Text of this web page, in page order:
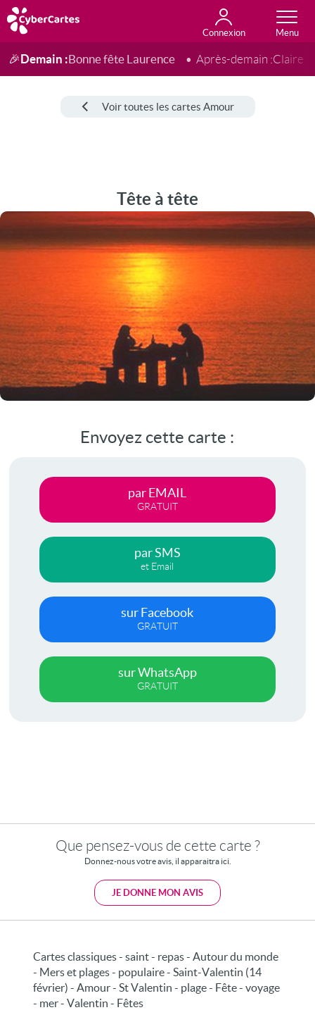
Connexion
Anniversaire
Fête du jour
Amour
Amitié
Merci
Toutes les cartes
🎉Demain :Bonne fête Laurence Après-demain :Claire
Voir toutes les cartes Amour
Tête à tête
Envoyez cette carte :
par EMAIL
GRATUIT
par SMS
et Email
sur Facebook
GRATUIT
sur WhatsApp
GRATUIT
Que pensez-vous de cette carte ?
Donnez-nous votre avis, il apparaitra ici.
JE DONNE MON AVIS
Cartes classiques - saint - repas - Autour du monde
- Mers et plages - populaire - Saint-Valentin (14
février) - Amour - St Valentin - plage - Fête - voyage
- mer - Valentin - Fêtes